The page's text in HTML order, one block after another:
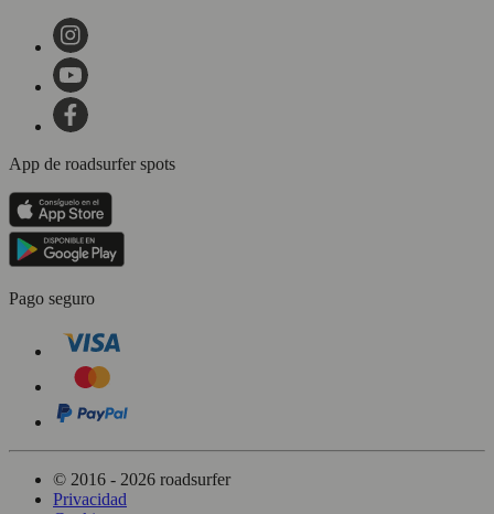
App de roadsurfer spots
Pago seguro
© 2016 - 2026 roadsurfer
Privacidad